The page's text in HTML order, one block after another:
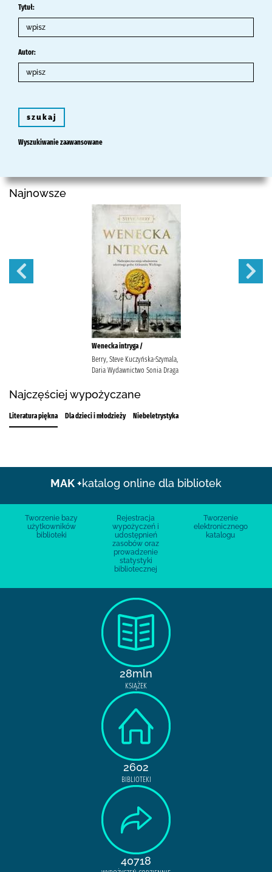
Tytuł:
Autor:
szukaj
Wyszukiwanie zaawansowane
Najnowsze
Wenecka intryga /
Berry, Steve Kuczyńska-Szymala,
Daria Wydawnictwo Sonia Draga
Najczęściej wypożyczane
Literatura piękna Dla dzieci i młodzieży Niebeletrystyka
MAK +katalog online dla bibliotek
Tworzenie bazy
użytkowników
biblioteki
Rejestracja
wypożyczeń i
udostępnień
zasobów oraz
prowadzenie
statystyki
bibliotecznej
Tworzenie
elektronicznego
katalogu
28mln
KSIĄŻEK
2602
BIBLIOTEKI
40718